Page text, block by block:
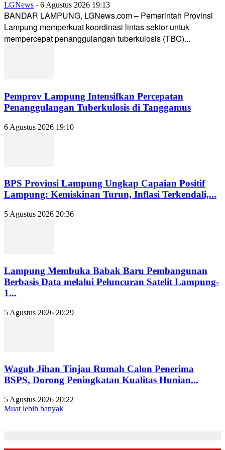
LGNews - 6 Agustus 2026 19:13
BANDAR LAMPUNG, LGNews.com – Pemerintah Provinsi
Lampung memperkuat koordinasi lintas sektor untuk
mempercepat penanggulangan tuberkulosis (TBC)...
Pemprov Lampung Intensifkan Percepatan
Penanggulangan Tuberkulosis di Tanggamus
6 Agustus 2026 19:10
BPS Provinsi Lampung Ungkap Capaian Positif
Lampung: Kemiskinan Turun, Inflasi Terkendali,...
5 Agustus 2026 20:36
Lampung Membuka Babak Baru Pembangunan
Berbasis Data melalui Peluncuran Satelit Lampung-
1...
5 Agustus 2026 20:29
Wagub Jihan Tinjau Rumah Calon Penerima
BSPS, Dorong Peningkatan Kualitas Hunian...
5 Agustus 2026 20:22
Muat lebih banyak